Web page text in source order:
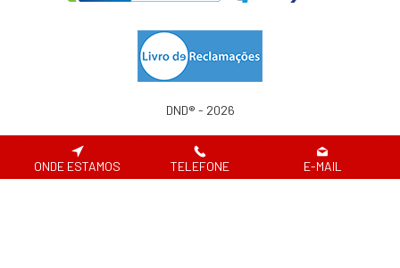
DND® - 2026
Website desenvolvido por
ONDE ESTAMOS TELEFONE E-MAIL